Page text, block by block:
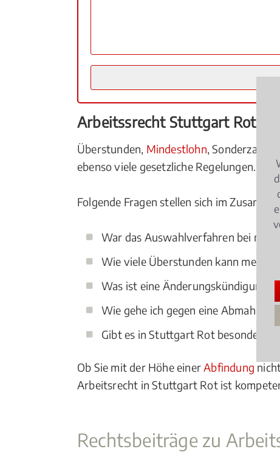
Arbeitssrecht Stuttgart Rot
Überstunden, Mindestlohn,
ebenso viele gesetzliche Regelungen.
Folgende Fragen stellen sich im
War das Auswahlverfahren bei
Wie viele Überstunden kann mein
Was ist eine Änderungskündigung?
Wie gehe ich gegen eine Abmahnung
Gibt es in Stuttgart Rot besondere
Ob Sie mit der Höhe einerAbfindung
Arbeitsrecht in Stuttgart Rot ist
Rechtsbeiträge zu